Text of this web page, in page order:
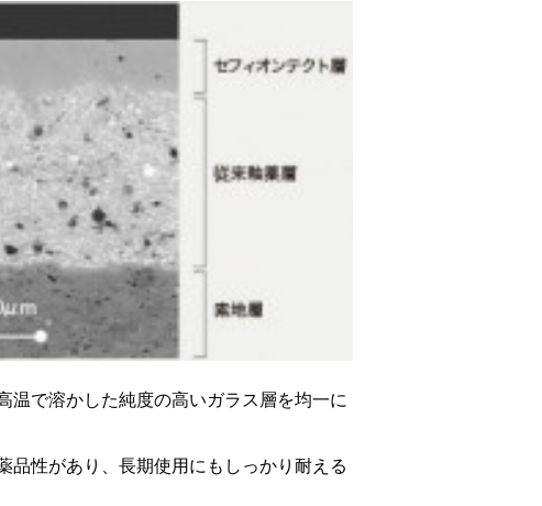
温で溶かした純度の高いガラス層を均一に
品性があり、長期使用にもしっかり耐える